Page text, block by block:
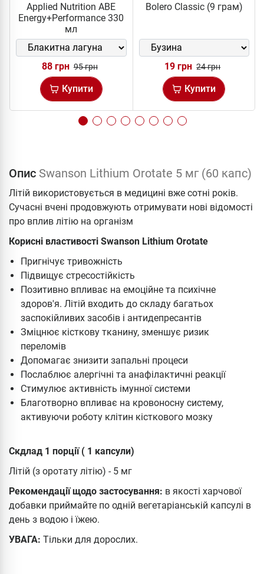
Applied Nutrition ABE
Energy+Performance 330
мл
88 грн 95 грн
Купити
Bolero Classic (9 грам)
19 грн 24 грн
Купити
Опис Swanson Lithium Orotate 5 мг (60 капс)
Літій використовується в медицині вже сотні років.
Сучасні вчені продовжують отримувати нові відомості
про вплив літію на організм
Корисні властивості Swanson Lithium Orotate
Пригнічує тривожність
Підвищує стресостійкість
Позитивно впливає на емоційне та психічне
здоров'я. Літій входить до складу багатьох
заспокійливих засобів і антидепресантів
Зміцнює кісткову тканину, зменшує ризик
переломів
Допомагає знизити запальні процеси
Послаблює алергічні та анафілактичні реакції
Стимулює активність імунної системи
Благотворно впливає на кровоносну систему,
активуючи роботу клітин кісткового мозку
Скдлад 1 порції ( 1 капсули)
Літій (з оротату літію) - 5 мг
Рекомендації щодо застосування: в якості харчової
добавки приймайте по одній вегетаріанській капсулі в
день з водою і їжею.
УВАГА: Тільки для дорослих.